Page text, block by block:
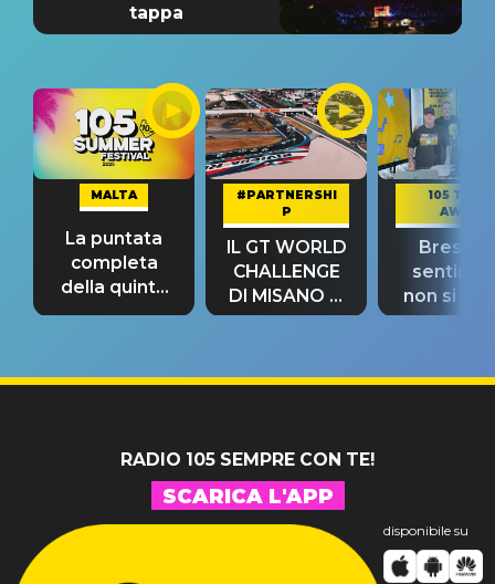
tappa
MALTA
La puntata
completa
della quinta
tappa
#PARTNERSHI
P
IL GT WORLD
CHALLENGE
DI MISANO si
riconferma
105 TAKE
AWAY
Bresh:
non si
fino alla
RADIO 105 SEMPRE CON TE!
SCARICA L'APP
disponibile su